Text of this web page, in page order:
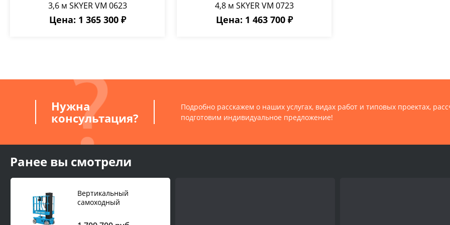
3,6 м SKYER VM 0623
Цена: 1 365 300 ₽
4,8 м SKYER VM 0723
Цена: 1 463 700 ₽
Нужна
консультация?
Подробно расскажем о наших услугах, видах работ и типовых проектах,
подготовим индивидуальное предложение!
Ранее вы смотрели
Вертикальный
самоходный
подъемник 0,23 т 6 м